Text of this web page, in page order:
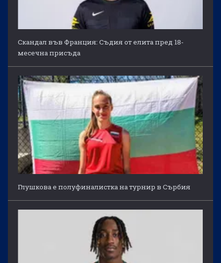
Скандал във Франция: Съдия от елита пред 18-
месечна присъда
Глушкова е полуфиналистка на турнир в Сърбия